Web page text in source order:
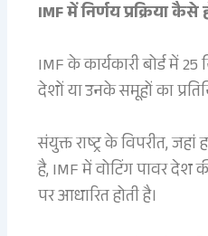
IMF में निर्णय प्रक्रिया कैसे
IMF के कार्यकारी बोर्ड में
देशों या उनके समूहों का
संयुक्त राष्ट्र के विपरीत,
है, IMF में वोटिंग पावर देश
पर आधारित होती है।